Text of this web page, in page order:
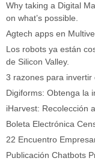
Why taking a Digital
on what’s possible.
Agtech apps en
Los robots ya están
de Silicon Valley.
3 razones para invertir
Digiforms: Obtenga la
iHarvest: Recolección
Boleta Electrónica
22 Encuentro
Publicación Chatbots